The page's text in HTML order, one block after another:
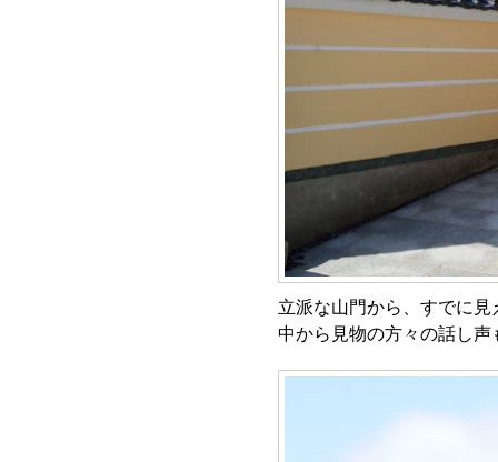
立派な山門から、すでに見
中から見物の方々の話し